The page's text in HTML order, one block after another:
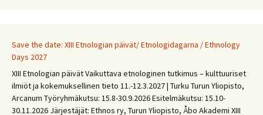
Save the date: XIII Etnologian päivät/ Etnologidagarna / Ethnology
Days 2027
XIII Etnologian päivät Vaikuttava etnologinen tutkimus – kulttuuriset
ilmiöt ja kokemuksellinen tieto 11.-12.3.2027 | Turku Turun Yliopisto,
Arcanum Työryhmäkutsu: 15.8-30.9.2026 Esitelmäkutsu: 15.10-
30.11.2026 Järjestäjät: Ethnos ry, Turun Yliopisto, Åbo Akademi XIII